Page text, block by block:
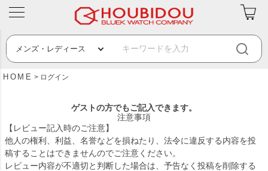
HOME ログイン
ゲストの方でもご記入できます。
注意事項
【レビュー記入時のご注意】
他人の権利、利益、名誉などを損ねたり、法令に違反する内容を投
稿することはできませんのでご注意ください。
レビュー内容が不適切と判断した場合は、予告なく投稿を削除する